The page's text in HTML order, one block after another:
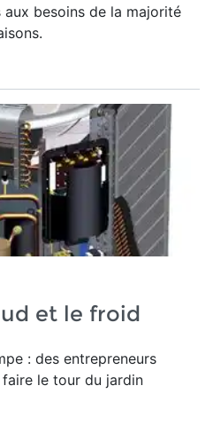
besoins de la majorité
et le froid
: des entrepreneurs
le tour du jardin